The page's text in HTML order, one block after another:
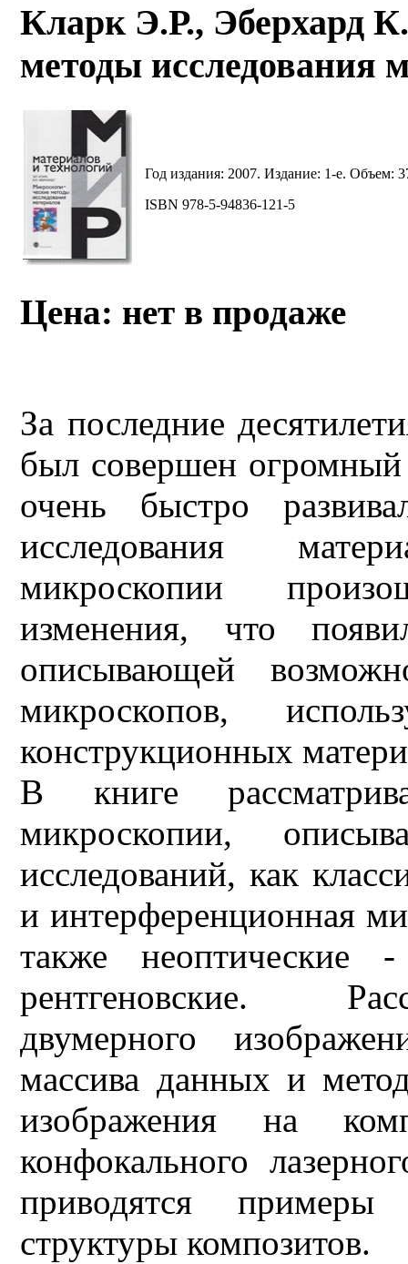
Кларк Э.Р., Эберхард
методы исследования
Год издания: 2007. Издание: 1-е. Объем:
ISBN 978-5-94836-121-5
Цена: нет в продаже
За последние
был совершен огромный
очень быстро
исследования
микроскопии
изменения, что
описывающей
микроскопов,
конструкционных
В книге
микроскопии,
исследований, как
и интерференционная
также неоптические
рентгеновские.
двумерного
массива данных и
изображения на
конфокального
приводятся примеры
структуры композитов.